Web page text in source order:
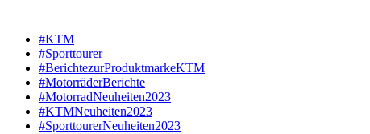
#KTM
#Sporttourer
#BerichtezurProduktmarkeKTM
#MotorräderBerichte
#MotorradNeuheiten2023
#KTMNeuheiten2023
#SporttourerNeuheiten2023